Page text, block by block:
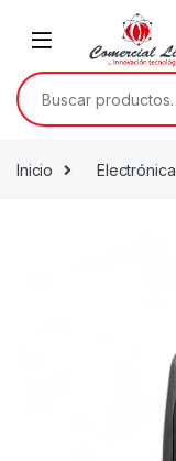
Inicio Electrónica